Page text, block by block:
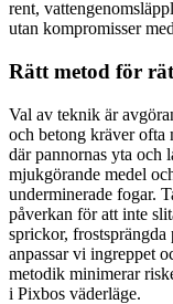
rent,
utan kompromisser
Rätt metod för
Val av teknik är
och betong kräver ofta
där pannornas yta och
mjukgörande medel
underminerade fogar.
påverkan för att inte
sprickor,
anpassar vi ingreppet
metodik minimerar
i Pixbos väderläge.